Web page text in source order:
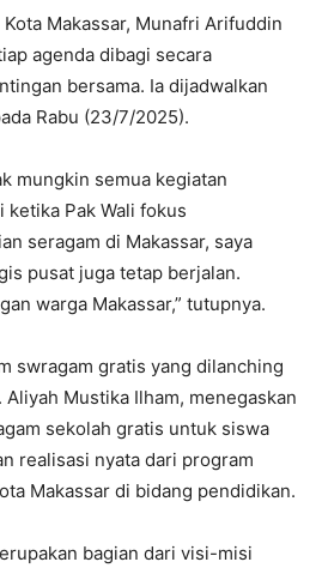
Makassar, Munafri Arifuddin
agenda dibagi secara
bersama. Ia dijadwalkan
Rabu (23/7/2025).
mungkin semua kegiatan
Pak Wali fokus
seragam di Makassar, saya
pusat juga tetap berjalan.
warga Makassar,” tutupnya.
swragam gratis yang dilanching
Mustika Ilham, menegaskan
sekolah gratis untuk siswa
realisasi nyata dari program
Makassar di bidang pendidikan.
bagian dari visi-misi